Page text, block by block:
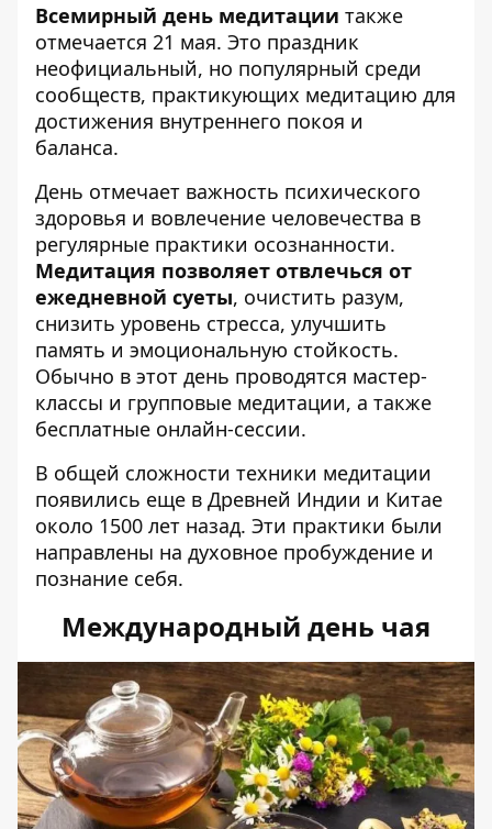
Всемирный день медитации также
отмечается 21 мая. Это праздник
неофициальный, но популярный среди
сообществ, практикующих медитацию для
достижения внутреннего покоя и
баланса.
День отмечает важность психического
здоровья и вовлечение человечества в
регулярные практики осознанности.
Медитация позволяет отвлечься от
ежедневной суеты, очистить разум,
снизить уровень стресса, улучшить
память и эмоциональную стойкость.
Обычно в этот день проводятся мастер-
классы и групповые медитации, а также
бесплатные онлайн-сессии.
В общей сложности техники медитации
появились еще в Древней Индии и Китае
около 1500 лет назад. Эти практики были
направлены на духовное пробуждение и
познание себя.
Международный день чая